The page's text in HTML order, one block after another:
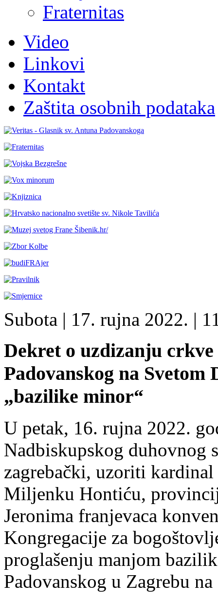
Fraternitas
Video
Linkovi
Kontakt
Zaštita osobnih podataka
Subota | 17. rujna 2022. |
Dekret o uzdizanju
Padovanskog na Svetom
„bazilike minor“
U petak, 16. rujna 2022.
Nadbiskupskog duhovnog
zagrebački, uzoriti
Miljenku Hontiću,
Jeronima franjevaca
Kongregacije za
proglašenju manjom
Padovanskog u Zagrebu